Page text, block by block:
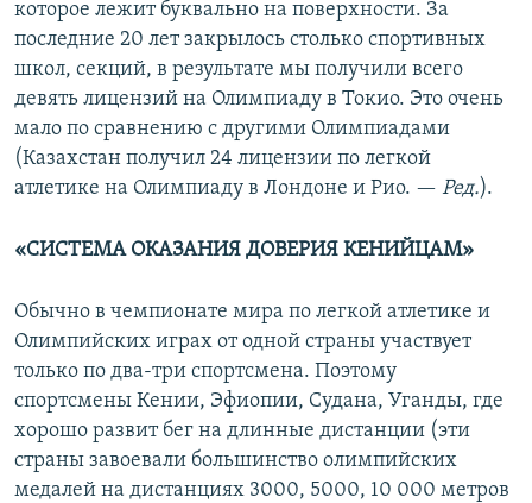
которое лежит буквально на поверхности. За
последние 20 лет закрылось столько спортивных
школ, секций, в результате мы получили всего
девять лицензий на Олимпиаду в Токио. Это очень
мало по сравнению с другими Олимпиадами
(Казахстан получил 24 лицензии по легкой
атлетике на Олимпиаду в Лондоне и Рио. — Ред.).
«СИСТЕМА ОКАЗАНИЯ ДОВЕРИЯ КЕНИЙЦАМ»
Обычно в чемпионате мира по легкой атлетике и
Олимпийских играх от одной страны участвует
только по два-три спортсмена. Поэтому
спортсмены Кении, Эфиопии, Судана, Уганды, где
хорошо развит бег на длинные дистанции (эти
страны завоевали большинство олимпийских
медалей на дистанциях 3000, 5000, 10 000 метров